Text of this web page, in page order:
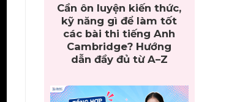
Cần ôn luyện kiến thức,
kỹ năng gì để làm tốt
các bài thi tiếng Anh
Cambridge? Hướng
dẫn đầy đủ từ A–Z